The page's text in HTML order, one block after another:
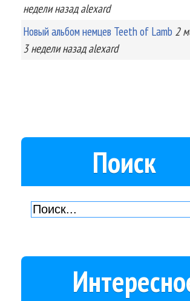
неделиназад alexard
Новый альбом немцев Teeth of Lamb 2
3 неделиназад alexard
Поиск